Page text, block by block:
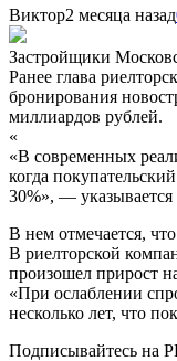
Виктор2 месяца назад
Застройщики
Ранее глава
бронирования
миллиардов рублей.
«
«В современных
когда
30%», —
В нем отмечается,
В риелторской
произошел прирост
«При ослаблении
несколько лет, что
Подписывайтесь на